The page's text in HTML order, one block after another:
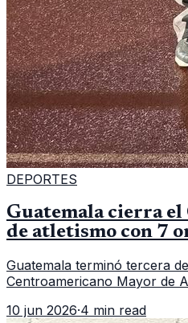
DEPORTES
Guatemala cierra
de atletismo con 7
Guatemala terminó tercera
Centroamericano Mayor de
de CDAG.
10 jun 2026·4 min read